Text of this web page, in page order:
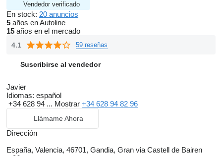
Vendedor verificado
En stock: 20 anuncios
5 años en Autoline
15 años en el mercado
4.1 59 reseñas
Suscribirse al vendedor
Javier
Idiomas: español
+34 628 94 ... Mostrar +34 628 94 82 96
Llámame Ahora
Dirección
España, Valencia, 46701, Gandia, Gran via Castell de Bairen